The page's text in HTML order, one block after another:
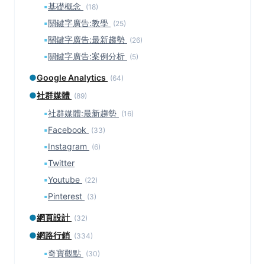
▪基礎概念 (18)
▪關鍵字廣告:教學 (25)
▪關鍵字廣告:最新趨勢 (26)
▪關鍵字廣告:案例分析 (5)
●Google Analytics (64)
●社群媒體 (89)
▪社群媒體:最新趨勢 (16)
▪Facebook (33)
▪Instagram (6)
▪Twitter
▪Youtube (22)
▪Pinterest (3)
●網頁設計 (32)
●網路行銷 (334)
▪奇寶觀點 (30)